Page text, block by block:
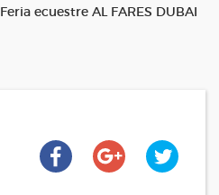
Feria ecuestre AL FARES DUBAI